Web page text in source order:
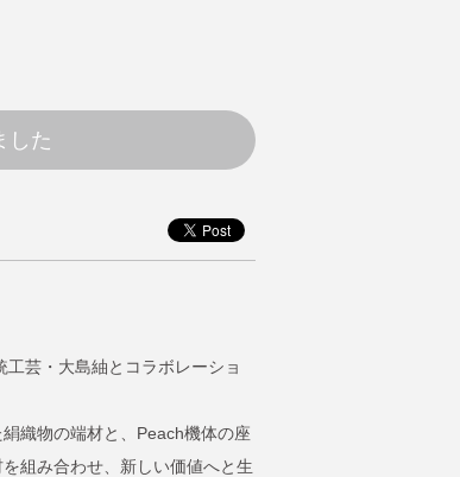
した
芸・大島紬とコラボレーショ
織物の端材と、Peach機体の座
組み合わせ、新しい価値へと生